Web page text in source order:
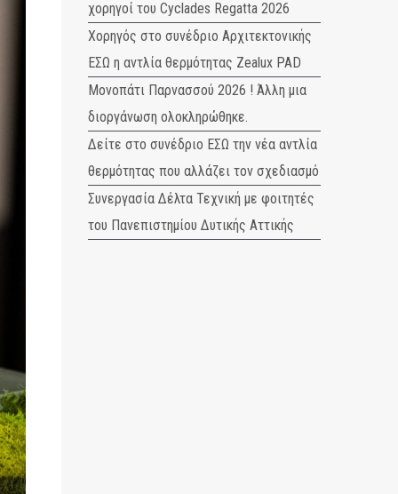
χορηγοί του Cyclades Regatta 2026
Χορηγός στο συνέδριο Αρχιτεκτονικής
ΕΣΩ η αντλία θερμότητας Zealux PAD
Μονοπάτι Παρνασσού 2026 ! Άλλη μια
διοργάνωση ολοκληρώθηκε.
Δείτε στο συνέδριο ΕΣΩ την νέα αντλία
θερμότητας που αλλάζει τον σχεδιασμό
Συνεργασία Δέλτα Τεχνική με φοιτητές
του Πανεπιστημίου Δυτικής Αττικής